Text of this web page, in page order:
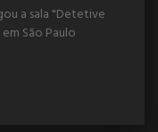
a sala "Detetive
São Paulo